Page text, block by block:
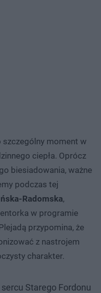
szczególny moment w
ciepła. Oprócz
biesiadowania, ważne
podczas tej
Radomska,
w programie
przypomina, że
z nastrojem
charakter.
Starego Fordonu